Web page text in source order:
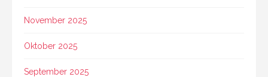
November 2025
Oktober 2025
September 2025